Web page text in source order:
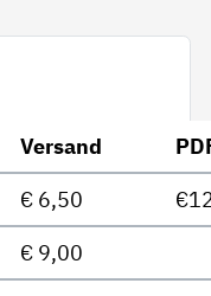
Versand
€ 6,50
€ 9,00